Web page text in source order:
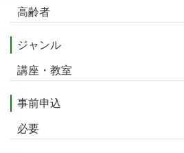
高齢者
ジャンル
講座・教室
事前申込
必要